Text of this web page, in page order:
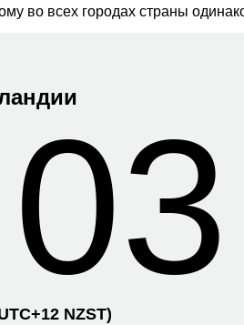
во всех городах страны
12 NZST)